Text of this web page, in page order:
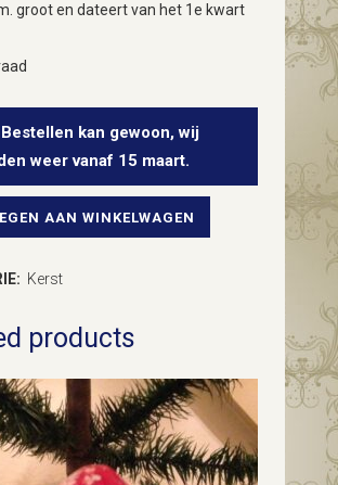
groot en dateert van het 1e kwart
kan gewoon, wij
weer vanaf 15 maart.
AAN WINKELWAGEN
Kerst
products